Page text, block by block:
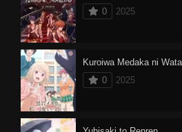
0
2025
0
2025